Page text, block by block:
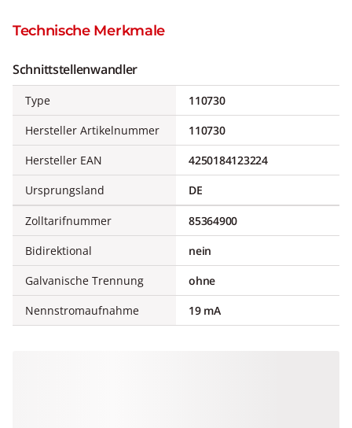
Technische Merkmale
Schnittstellenwandler
Type
110730
Hersteller Artikelnummer
110730
Hersteller EAN
4250184123224
Ursprungsland
DE
Zolltarifnummer
85364900
Bidirektional
nein
Galvanische Trennung
ohne
Nennstromaufnahme
19 mA